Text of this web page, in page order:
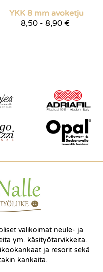
YKK 8 mm avoketju
8,50 - 8,90 €
valikoimat neule- ja
ym. käsityötarvikkeita.
ja resorit sekä
kankaita.